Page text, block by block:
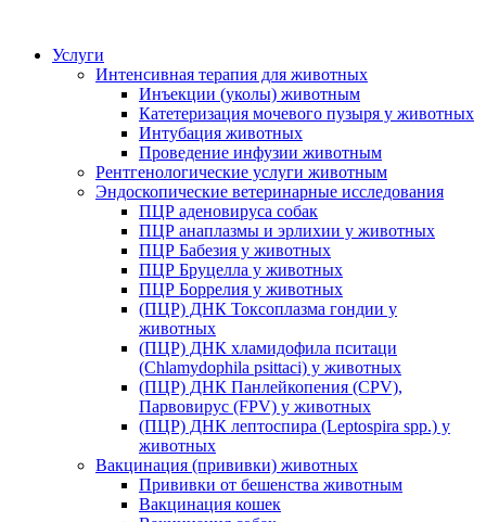
Услуги
Интенсивная терапия для животных
Инъекции (уколы) животным
Катетеризация мочевого пузыря у животных
Интубация животных
Проведение инфузии животным
Рентгенологические услуги животным
Эндоскопические ветеринарные исследования
ПЦР аденовируса собак
ПЦР анаплазмы и эрлихии у животных
ПЦР Бабезия у животных
ПЦР Бруцелла у животных
ПЦР Боррелия у животных
(ПЦР) ДНК Токсоплазма гондии у
животных
(ПЦР) ДНК хламидофила пситаци
(Chlamydophila psittaci) у животных
(ПЦР) ДНК Панлейкопения (CPV),
Парвовирус (FPV) у животных
(ПЦР) ДНК лептоспира (Leptospira spp.) у
животных
Вакцинация (прививки) животных
Прививки от бешенства животным
Вакцинация кошек